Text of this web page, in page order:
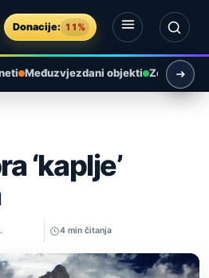
Donacije: 11%
Međuzvjezdani objekti Zemlja i
‘kaplje’
4 min čitanja